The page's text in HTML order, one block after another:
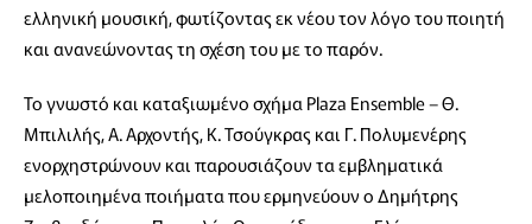
ελληνική μουσική, φωτίζοντας εκ νέου τον λόγο του ποιητή
και ανανεώνοντας τη σχέση του με το παρόν.
Το γνωστό και καταξιωμένο σχήμα Plaza Ensemble – Θ.
Μπιλιλής, Α. Αρχοντής, Κ. Τσούγκρας και Γ. Πολυμενέρης
ενορχηστρώνουν και παρουσιάζουν τα εμβληματικά
μελοποιημένα ποιήματα που ερμηνεύουν ο Δημήτρης